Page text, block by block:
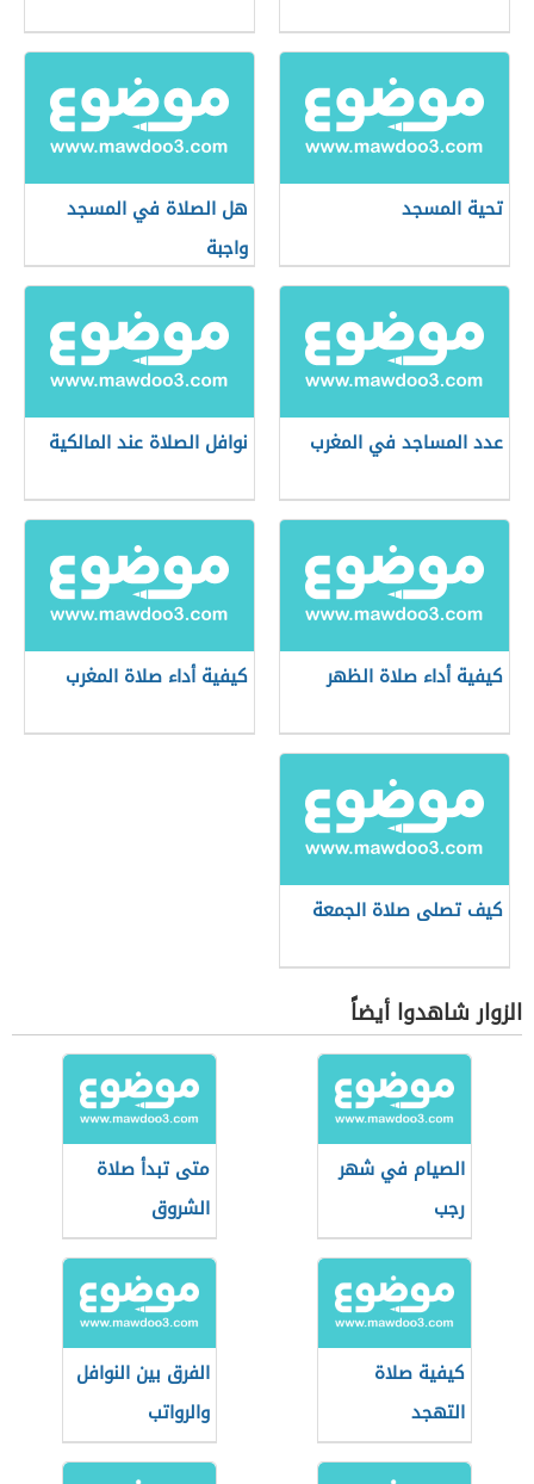
تحية المسجد
هل الصلاة في المسجد
واجبة
عدد المساجد في المغرب نوافل الصلاة عند المالكية
كيفية أداء صلاة الظهر كيفية أداء صلاة المغرب
كيف تصلى صلاة الجمعة
الزوار شاهدوا أيضاً
الصيام في شهر
رجب
متى تبدأ صلاة
الشروق
كيفية صلاة
التهجد
الفرق بين النوافل
والرواتب